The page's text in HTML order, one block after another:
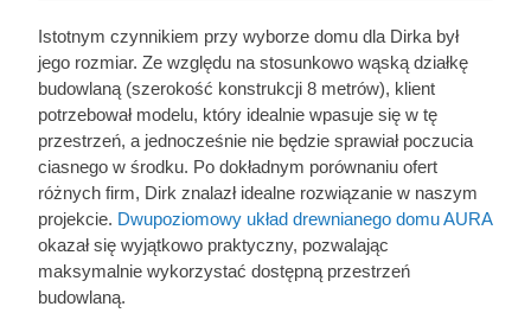
Istotnym czynnikiem przy wyborze domu dla Dirka był
jego rozmiar. Ze względu na stosunkowo wąską działkę
budowlaną (szerokość konstrukcji 8 metrów), klient
potrzebował modelu, który idealnie wpasuje się w tę
przestrzeń, a jednocześnie nie będzie sprawiał poczucia
ciasnego w środku. Po dokładnym porównaniu ofert
różnych firm, Dirk znalazł idealne rozwiązanie w naszym
projekcie. Dwupoziomowy układ drewnianego domu AURA
okazał się wyjątkowo praktyczny, pozwalając
maksymalnie wykorzystać dostępną przestrzeń
budowlaną.